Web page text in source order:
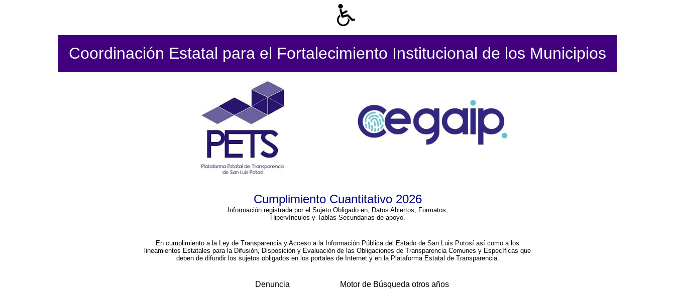
Coordinación Estatal para el Fortalecimiento Institucional de los Municipios
Cumplimiento Cuantitativo 2026
Información registrada por el Sujeto Obligado en, Datos Abiertos, Formatos,
Hipervínculos y Tablas Secundarias de apoyo.
En cumplimiento a la Ley de Transparencia y Acceso a la Información Pública del Estado de San Luis Potosí así como a los
lineamientos Estatales para la Difusión, Disposición y Evaluación de las Obligaciones de Transparencia Comunes y Específicas que
deben de difundir los sujetos obligados en los portales de Internet y en la Plataforma Estatal de Transparencia.
Denuncia Motor de Búsqueda otros años